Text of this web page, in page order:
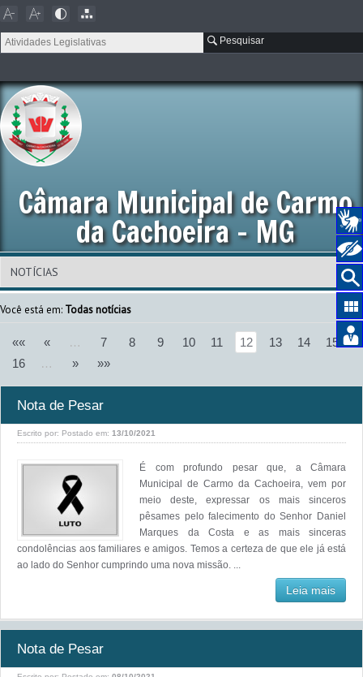
Pesquisar
Câmara Municipal de Carmo
da Cachoeira - MG
Você está em: Todas notícias
«« « … 7 8 9 10 11 12 13 14
15
16
… » »»
Nota de Pesar
Escrito por: Postado em: 13/10/2021
É com profundo pesar que, a Câmara
Municipal de Carmo da Cachoeira, vem por
meio deste, expressar os mais sinceros
pêsames pelo falecimento do Senhor Daniel
Marques da Costa e as mais sinceras
condolências aos familiares e amigos. Temos a certeza de que ele já está
ao lado do Senhor cumprindo uma nova missão. ...
Leia mais
Nota de Pesar